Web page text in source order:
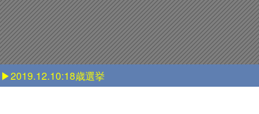
▶2018.3.3:Introduction of cafeteria Nagoya city university